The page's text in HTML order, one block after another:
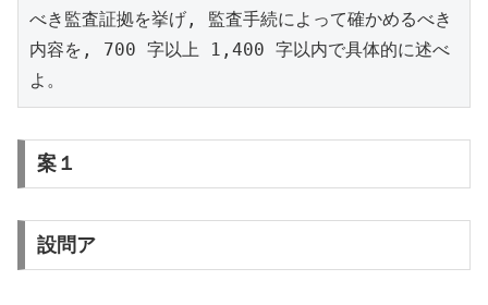
べき監査証拠を挙げ, 監査手続によって確かめるべき
内容を, 700 字以上 1,400 字以内で具体的に述べ
よ。
案１
設問ア